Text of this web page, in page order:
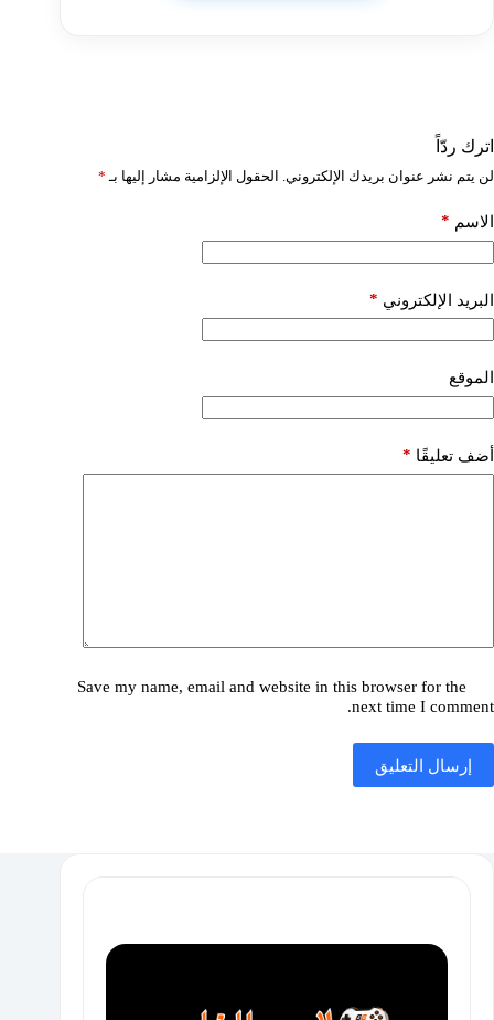
اترك ردّاً
لن يتم نشر عنوان بريدك الإلكتروني. الحقول الإلزامية مشار إليها بـ *
الاسم *
البريد الإلكتروني *
الموقع
أضف تعليقًا *
Save my name, email and website in this browser for the
next time I comment.
إرسال التعليق